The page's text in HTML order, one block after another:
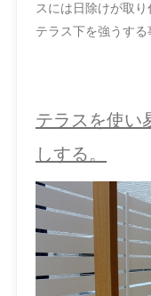
スには日除けが取
テラス下を強うする
テラスを使い
しする。